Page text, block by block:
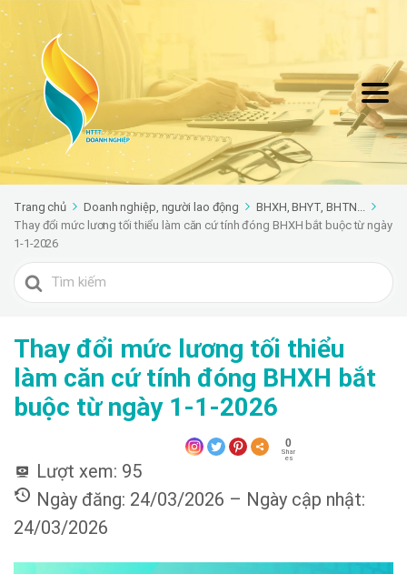
Trang chủ Doanh nghiệp, người lao động
BHXH, BHYT, BHTN...
Thay đổi mức lương tối thiểu làm căn cứ tính đóng BHXH bắt buộc từ ngày
1-1-2026
Search
For
Thay đổi mức lương tối thiểu
làm căn cứ tính đóng BHXH bắt
buộc từ ngày 1-1-2026
0
Shar
es
Lượt xem: 95
Ngày đăng: 24/03/2026 – Ngày cập nhật:
24/03/2026